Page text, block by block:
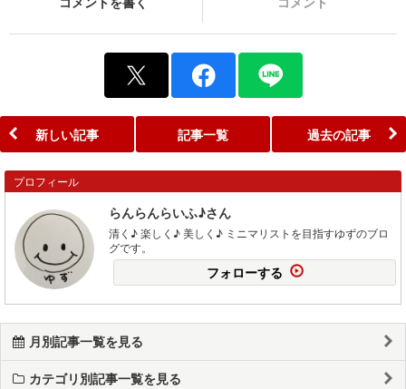
新しい記事 記事一覧 過去の記事
プロフィール
らんらんらいふ♪さん
清く♪ 楽しく♪ 美しく♪ ミニマリストを目指すゆずのブロ
グです。
フォローする
月別記事一覧を見る
カテゴリ別記事一覧を見る